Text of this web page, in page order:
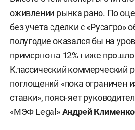
и поглощения) — процесс
компаний для расширения
новые рынки или оптимизации
российском рынке такие
между крупными и средними
участии консультантов,
государственных регуляторов.
оживлении рынка рано. По
без учета сделки с «Русагро»
полугодие оказался бы на
примерно на 12% ниже
Классический коммерческий
поглощений «пока ограничен
ставки», поясняет
«МЭФ Legal»Андрей Клименко